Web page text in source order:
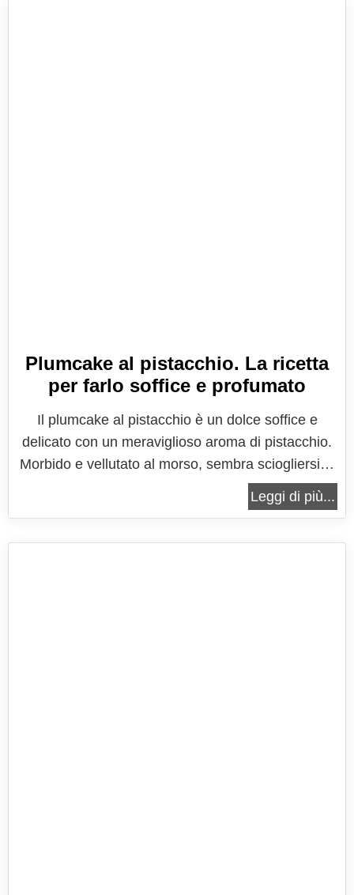
Plumcake al pistacchio. La ricetta
per farlo soffice e profumato
Il plumcake al pistacchio è un dolce soffice e
delicato con un meraviglioso aroma di pistacchio.
Morbido e vellutato al morso, sembra sciogliersi in
bocca ad ogni assaggio, per garantire un
incantevole incontro tra sapore e sofficità. La
Leggi di più...